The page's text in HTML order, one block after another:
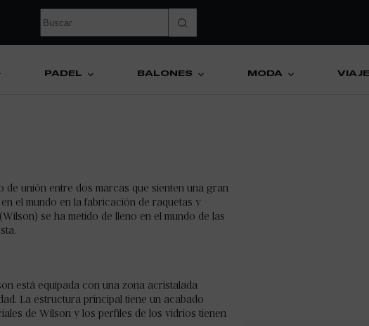
PÁDEL BALONES MODA VIAJE
de unión entre dos marcas que sienten una gran
el mundo en la fabricación de raquetas y
se ha metido de lleno en el mundo de las
está equipada con una zona acristalada
La estructura principal tiene un acabado
de Wilson y los perfiles de los vidrios tienen